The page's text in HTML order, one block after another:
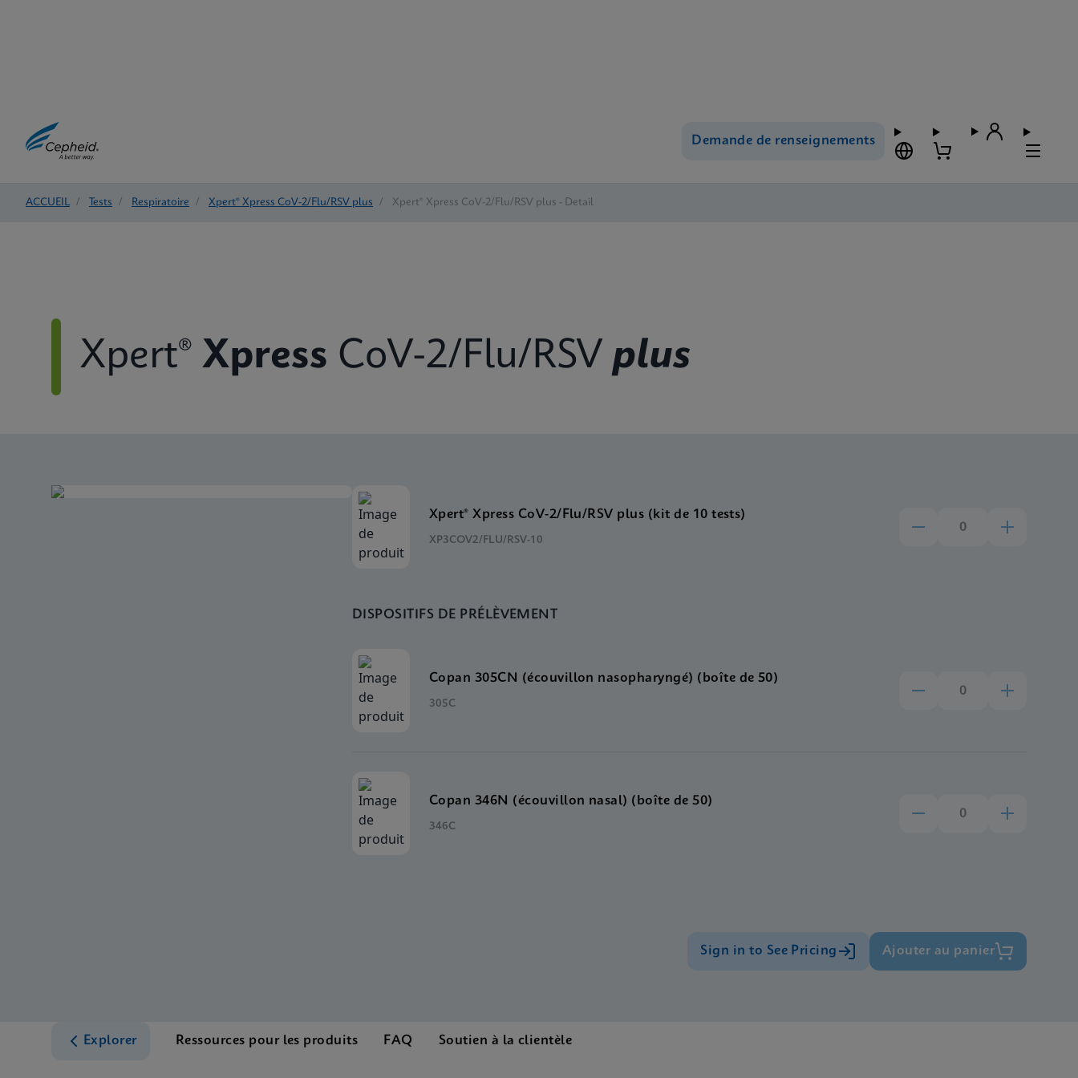
Demande de renseignements
ACCUEIL / Tests / Respiratoire / Xpert® Xpress CoV-2/Flu/RSV plus / Xpert® Xpress CoV-2/Flu/RSV plus - Detail
Xpert® Xpress CoV-2/Flu/RSV plus
Xpert® Xpress CoV-2/Flu/RSV plus (kit de 10 tests)
XP3COV2/FLU/RSV-10
DISPOSITIFS DE PRÉLÈVEMENT
Copan 305CN (écouvillon nasopharyngé) (boîte de 50)
305C
Copan 346N (écouvillon nasal) (boîte de 50)
346C
Sign in to See Pricing Ajouter au panier
Explorer Ressources pour les produits FAQ Soutien à la clientèle